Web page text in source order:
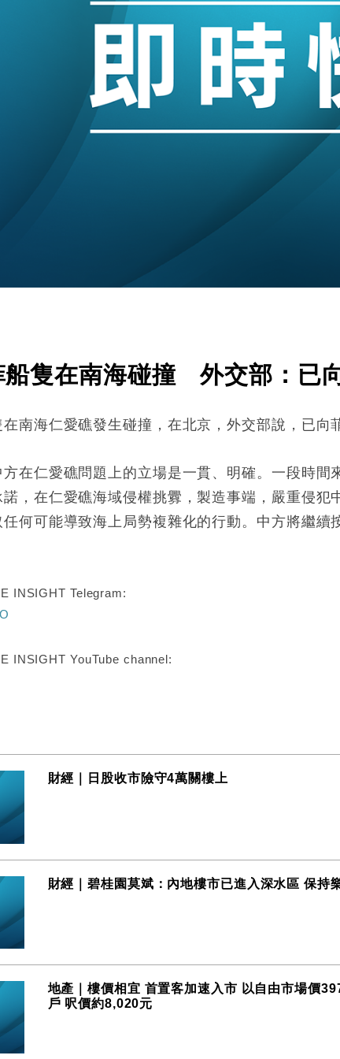
月PMI回落至51 企業擴張放慢兼縮減人手
再籌逾360億美元 支援Anthropic租用Google晶片
部擬擴大金屬關稅範圍 14類產品或加徵25%
K11 9月升級會員制度 增鉑金卡級別鎖定高消費客群
月零售額連升14個月 珠寶鐘錶銷售升勢最強
船隻在南海碰撞 外交部：已
南海仁愛礁發生碰撞，在北京，外交部說，已向
在仁愛礁問題上的立場是一貫、明確。一段時
，在仁愛礁海域侵權挑釁，製造事端，嚴重侵
何可能導致海上局勢複雜化的行動。中方將繼
INSIGHT Telegram:
INSIGHT YouTube channel:
財經｜日股收市險守4萬關樓上
財經｜碧桂園莫斌：內地樓市已進入深水區 保持
地產｜樓價相宜 首置客加速入市 以自由市場價
戶 呎價約8,020元